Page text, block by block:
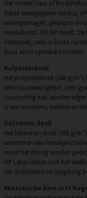
Het motief View of the
detail weergegeven dankzij
watergedragen, geurloze en
resolutie tot 300 DPI biedt.
intensiteit, zelfs in lichte
thuis als in openbare ruimtes.
Polyesterdoek
Het polyesterdoek (260 g/
kleurnauwkeurigheid, zeer
voorzichtig kan worden
is een moderne, heldere en
Katoenen doek
Het katoenen doek (260 g/
warmte en een
moet het droog worden
HP Latex-inkten met het
die de kleurkracht langdurig
Akoestische kern met